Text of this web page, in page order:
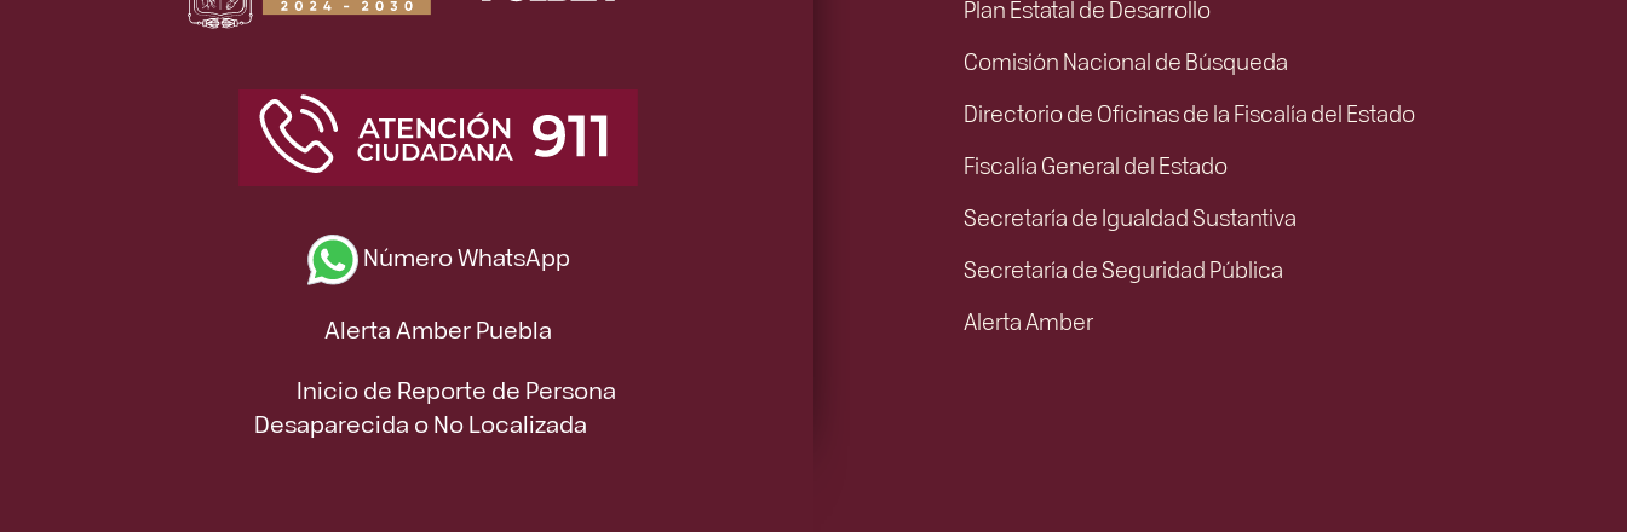
Número WhatsApp
Alerta Amber Puebla
Inicio de Reporte de Persona
Desaparecida o No Localizada
Plan Estatal de Desarrollo
Comisión Nacional de Búsqueda
Directorio de Oficinas de la Fiscalía del Estado
Fiscalía General del Estado
Secretaría de Igualdad Sustantiva
Secretaría de Seguridad Pública
Alerta Amber